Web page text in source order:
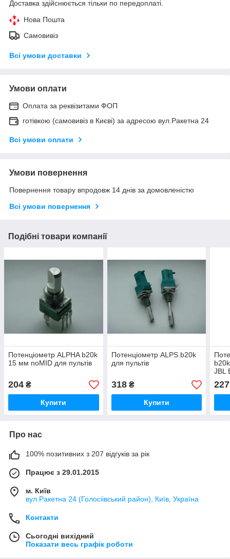
Доставка здійснюється тільки по передоплаті.
Нова Пошта
Самовивіз
Всі умови доставки
Умови оплати
Оплата за реквізитами ФОП
готівкою (самовивіз в Києві) за адресою вул.Ракетна 24
Всі умови оплати
Умови повернення
Повернення товару впродовж 14 днів за домовленістю
Всі умови повернення
Подібні товари компанії
Потенціометр ALPHA b20k
15 мм noMID для пультів
204 ₴
Купити
Потенціометр ALPS b20k
для пультiв
318₴
Купити
JBL
227
Про нас
100% позитивних з 207 відгуків за рік
Працює з 29.01.2015
м. Київ
вул.Ракетна 24 (Голосіівський район), Київ, Україна
Контакти
Сьогодні вихідний
Показати весь графік роботи